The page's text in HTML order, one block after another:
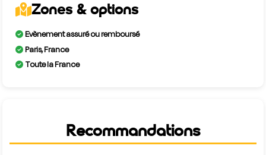
Zones & options
Evènement assuré ou remboursé
Paris, France
Toute la France
Recommandations